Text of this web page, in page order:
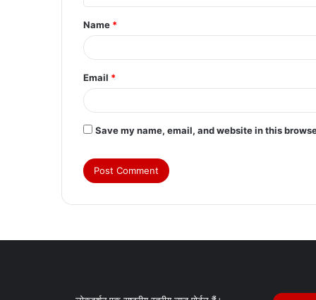
t
*
Name *
Email *
Save my name, email, and website in this